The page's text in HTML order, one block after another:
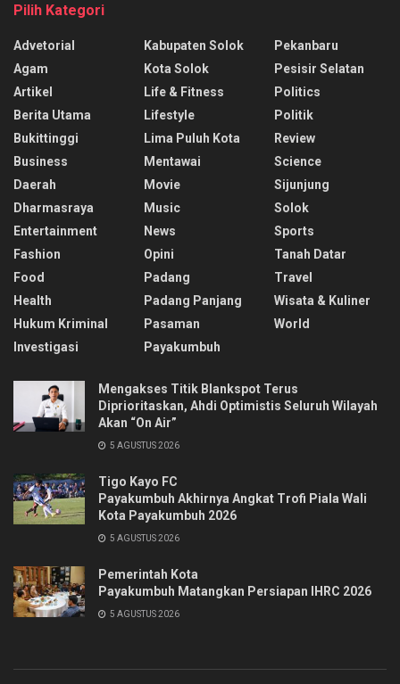
Pilih Kategori
Advetorial
Agam
Artikel
Berita Utama
Bukittinggi
Business
Daerah
Dharmasraya
Entertainment
Fashion
Food
Health
Hukum Kriminal
Investigasi
Kabupaten Solok
Kota Solok
Life & Fitness
Lifestyle
Lima Puluh Kota
Mentawai
Movie
Music
News
Opini
Padang
Padang Panjang
Pasaman
Payakumbuh
Pekanbaru
Pesisir Selatan
Politics
Politik
Review
Science
Sijunjung
Solok
Sports
Tanah Datar
Travel
Wisata & Kuliner
World
Mengakses Titik Blankspot Terus
Diprioritaskan, Ahdi Optimistis Seluruh Wilayah
Akan “On Air”
5 AGUSTUS 2026
Tigo Kayo FC
Payakumbuh Akhirnya Angkat Trofi Piala Wali
Kota Payakumbuh 2026
5 AGUSTUS 2026
Pemerintah Kota
Payakumbuh Matangkan Persiapan IHRC 2026
5 AGUSTUS 2026